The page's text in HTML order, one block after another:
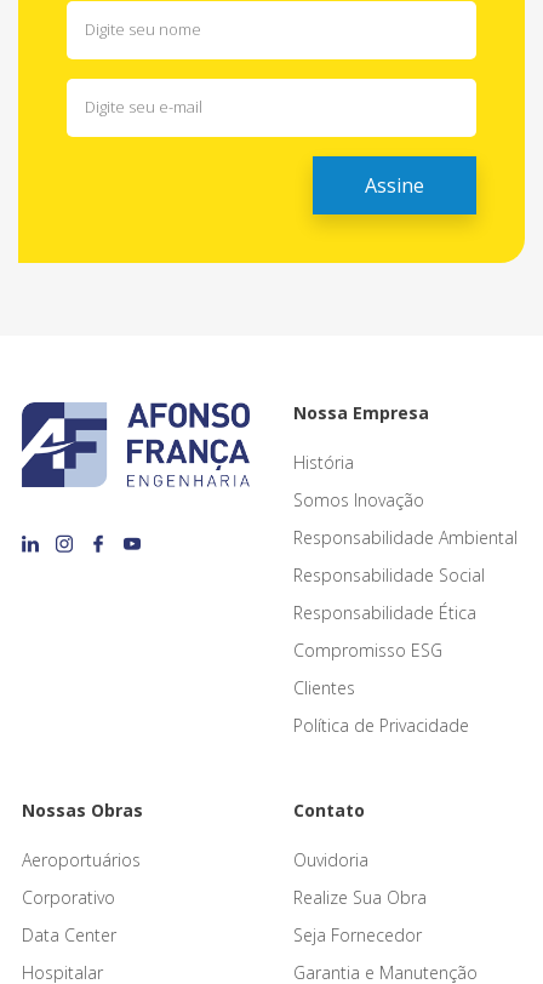
Nossa Empresa
História
Somos Inovação
Responsabilidade Ambiental
Responsabilidade Social
Responsabilidade Ética
Compromisso ESG
Clientes
Política de Privacidade
Nossas Obras
Aeroportuários
Corporativo
Data Center
Hospitalar
Contato
Ouvidoria
Realize Sua Obra
Seja Fornecedor
Garantia e Manutenção